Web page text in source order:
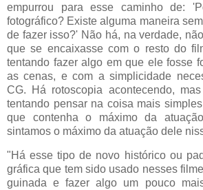
empurrou para esse caminho de:
fotográfico? Existe alguma maneira
de fazer isso?' Não há, na verdade,
que se encaixasse com o resto do
tentando fazer algo em que ele fosse
as cenas, e com a simplicidade
CG. Há rotoscopia acontecendo,
tentando pensar na coisa mais
que contenha o máximo da
sintamos o máximo da atuação dele
"Há esse tipo de novo histórico ou
gráfica que tem sido usado nesses
guinada e fazer algo um pouco